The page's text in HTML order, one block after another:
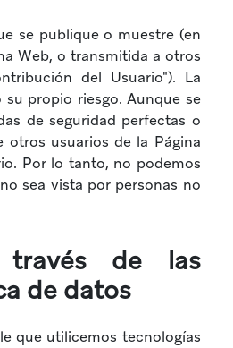
se publique o muestre (en
Web, o transmitida a otros
del Usuario"). La
propio riesgo. Aunque se
de seguridad perfectas o
otros usuarios de la Página
Por lo tanto, no podemos
sea vista por personas no
través de las
de datos
que utilicemos tecnologías